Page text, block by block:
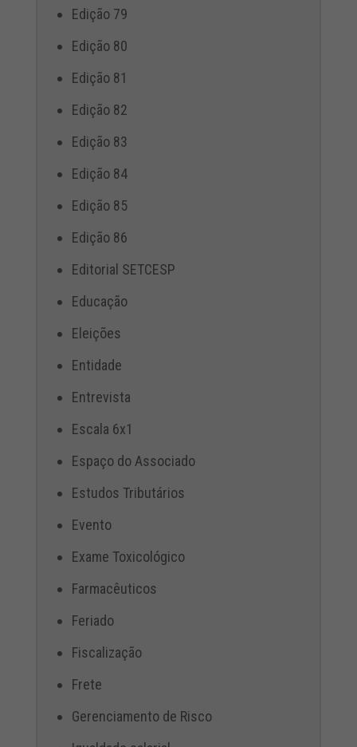
Edição 79
Edição 80
Edição 81
Edição 82
Edição 83
Edição 84
Edição 85
Edição 86
Editorial SETCESP
Educação
Eleições
Entidade
Entrevista
Escala 6x1
Espaço do Associado
Estudos Tributários
Evento
Exame Toxicológico
Farmacêuticos
Feriado
Fiscalização
Frete
Gerenciamento de Risco